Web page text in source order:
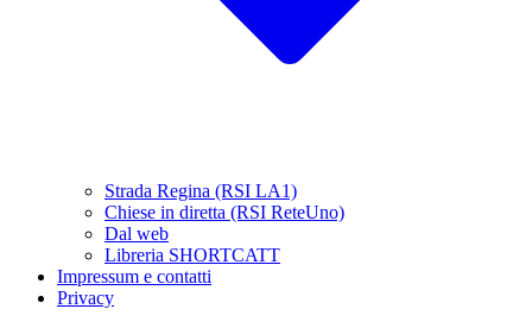
Strada Regina (RSI LA1)
Chiese in diretta (RSI ReteUno)
Dal web
Libreria SHORTCATT
Impressum e contatti
Privacy